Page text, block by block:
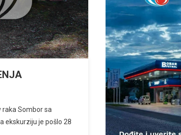
raka Sombor sa
ekskurziju je pošlo 28